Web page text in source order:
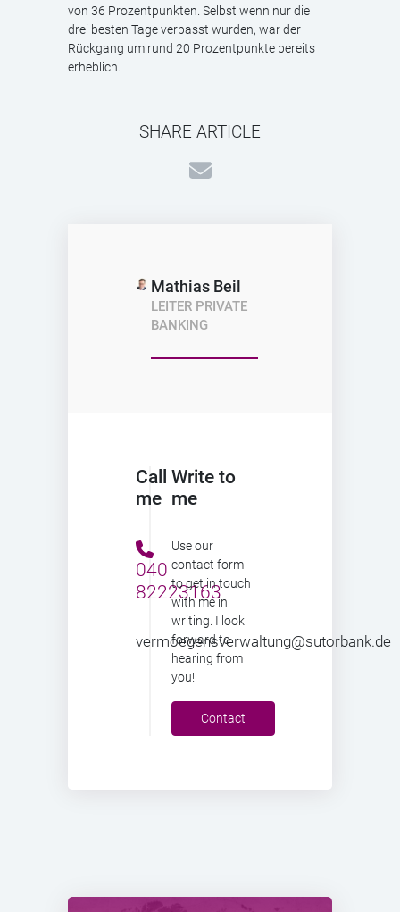
von 36 Prozentpunkten. Selbst wenn nur die
drei besten Tage verpasst wurden, war der
Rückgang um rund 20 Prozentpunkte bereits
erheblich.
SHARE ARTICLE
Mathias Beil
LEITER PRIVATE
BANKING
Call
me
040
82223163
vermoegensverwaltung@sutorbank.de
Write to
me
Use our
contact form
to get in touch
with me in
writing. I look
forward to
hearing from
you!
Contact